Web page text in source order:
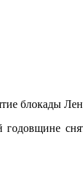
годовщине